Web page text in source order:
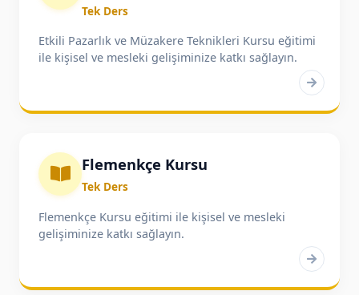
Tek Ders
Etkili Pazarlık ve Müzakere Teknikleri Kursu eğitimi
ile kişisel ve mesleki gelişiminize katkı sağlayın.
Flemenkçe Kursu
Tek Ders
Flemenkçe Kursu eğitimi ile kişisel ve mesleki
gelişiminize katkı sağlayın.